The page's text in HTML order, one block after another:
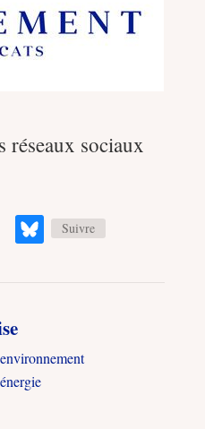
réseaux sociaux
Suivre